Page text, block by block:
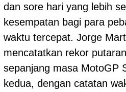
dan sore hari yang lebih
kesempatan bagi para
waktu tercepat. Jorge
mencatatkan rekor
sepanjang masa MotoGP
kedua, dengan catatan